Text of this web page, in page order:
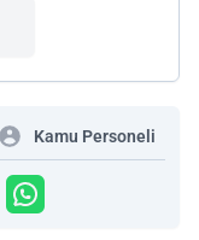
Kamu Personeli